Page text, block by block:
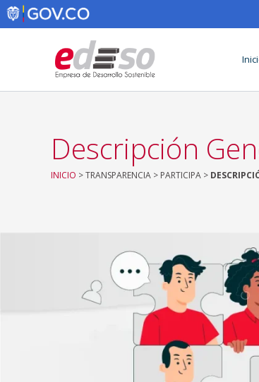
Ir
al
Descripción
INICIO > TRANSPARENCIA > PARTICIPA >